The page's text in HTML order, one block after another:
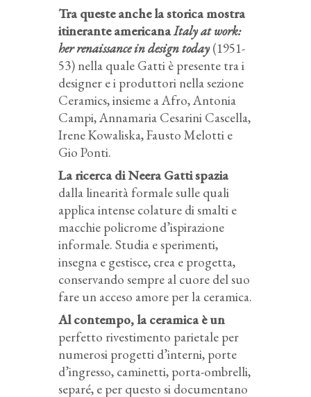
Tra queste anche la storica mostra
itinerante americanaItaly at work:
her renaissance in design today(1951-
53) nella quale Gatti è presente tra i
designer e i produttori nella sezione
Ceramics, insieme a Afro, Antonia
Campi, Annamaria Cesarini Cascella,
Irene Kowaliska, Fausto Melotti e
Gio Ponti.
La ricerca di Neera Gatti spazia
dalla linearità formale sulle quali
applica intense colature di smalti e
macchie policrome d’ispirazione
informale. Studia e sperimenti,
insegna e gestisce, crea e progetta,
conservando sempre al cuore del suo
fare un acceso amore per la ceramica.
Al contempo, la ceramica è un
perfetto rivestimento parietale per
numerosi progetti d’interni, porte
d’ingresso, caminetti, porta-ombrelli,
separé, e per questo si documentano